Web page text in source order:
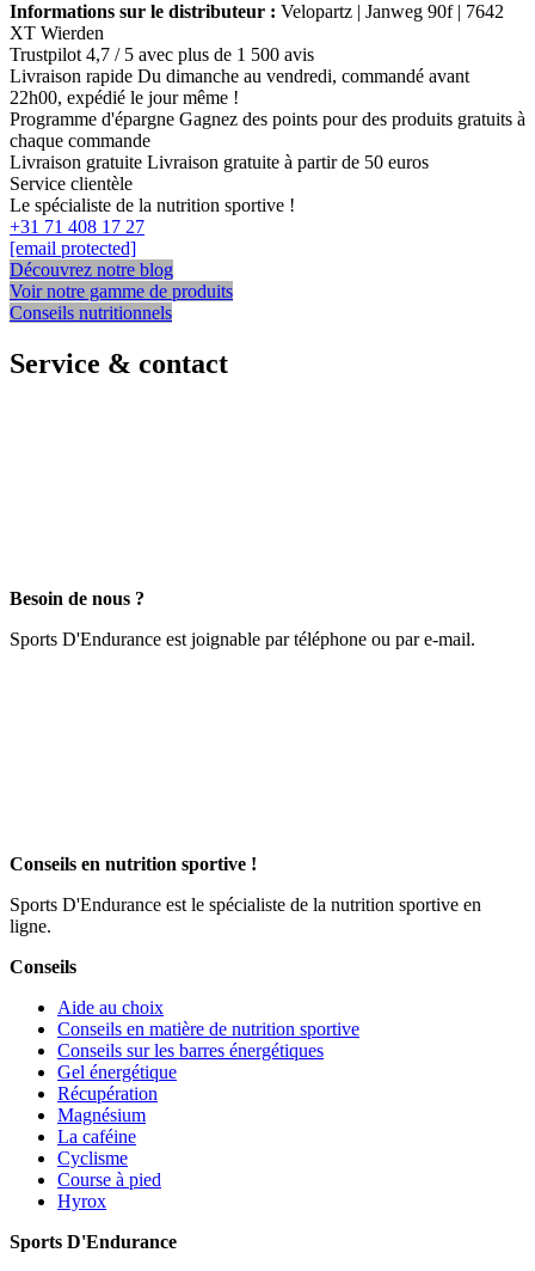
Informations sur le distributeur : Velopartz | Janweg 90f | 7642
XT Wierden
Trustpilot 4,7 / 5 avec plus de 1 500 avis
Livraison rapide Du dimanche au vendredi, commandé avant
22h00, expédié le jour même !
Programme d'épargne Gagnez des points pour des produits gratuits à
chaque commande
Livraison gratuite Livraison gratuite à partir de 50 euros
Service clientèle
Le spécialiste de la nutrition sportive !
+31 71 408 17 27
[email protected]
Découvrez notre blog
Voir notre gamme de produits
Conseils nutritionnels
Service & contact
Besoin de nous ?
Sports D'Endurance est joignable par téléphone ou par e-mail.
Conseils en nutrition sportive !
Sports D'Endurance est le spécialiste de la nutrition sportive en
ligne.
Conseils
Aide au choix
Conseils en matière de nutrition sportive
Conseils sur les barres énergétiques
Gel énergétique
Récupération
Magnésium
La caféine
Cyclisme
Course à pied
Hyrox
Sports D'Endurance